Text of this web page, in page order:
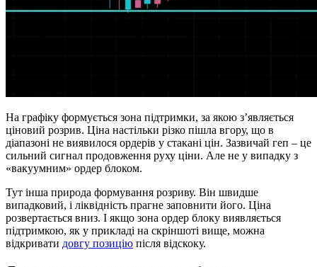
На графіку формується зона підтримки, за якою з’являється
ціновий розрив. Ціна настільки різко пішла вгору, що в
діапазоні не виявилося ордерів у стакані цін. Зазвичай геп – це
сильний сигнал продовження руху ціни. Але не у випадку з
«вакуумним» ордер блоком.
Тут інша природа формування розриву. Він швидше
випадковий, і ліквідність прагне заповнити його. Ціна
розвертається вниз. І якщо зона ордер блоку виявляється
підтримкою, як у прикладі на скріншоті вище, можна
відкривати довгу позицію після відскоку.